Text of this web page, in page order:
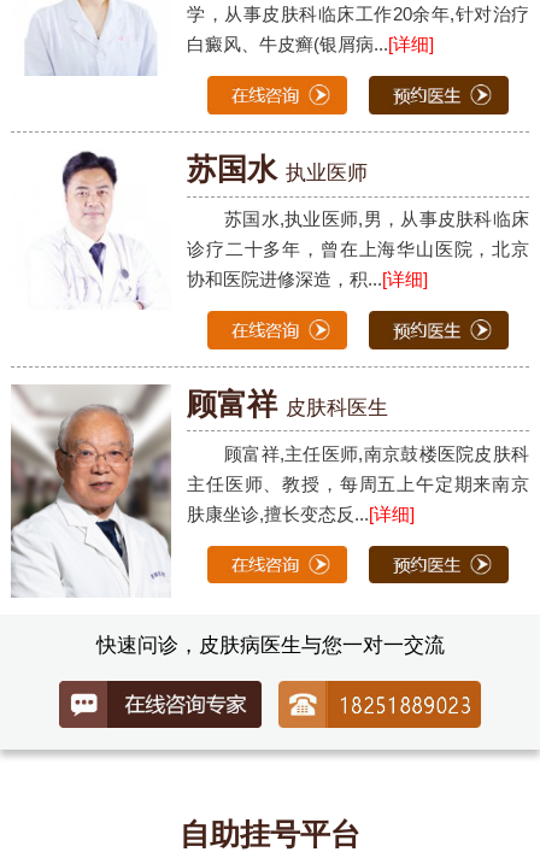
学，从事皮肤科临床工作20余年,针对治疗
白癜风、牛皮癣(银屑病...[详细]
苏国水 执业医师
苏国水,执业医师,男，从事皮肤科临床
诊疗二十多年，曾在上海华山医院，北京
协和医院进修深造，积...[详细]
顾富祥 皮肤科医生
顾富祥,主任医师,南京鼓楼医院皮肤科
主任医师、教授，每周五上午定期来南京
肤康坐诊,擅长变态反...[详细]
快速问诊，皮肤病医生与您一对一交流
自助挂号平台